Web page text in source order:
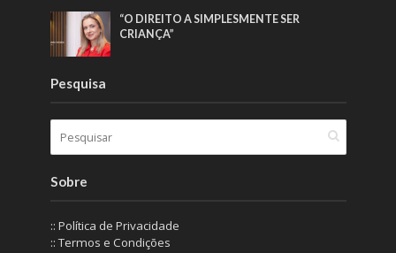
“O DIREITO A SIMPLESMENTE SER
CRIANÇA”
Pesquisa
Sobre
:: Política de Privacidade
:: Termos e Condições